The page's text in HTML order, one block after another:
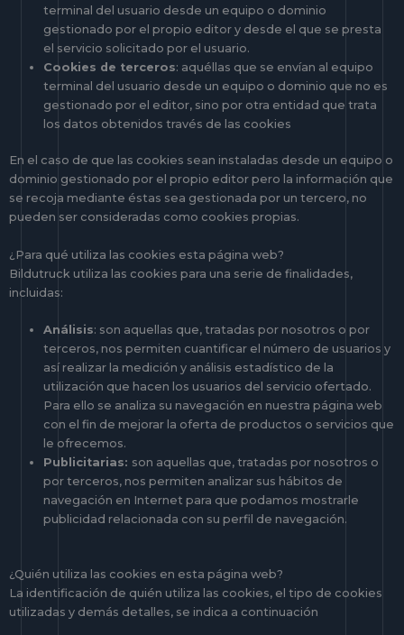
terminal del usuario desde un equipo o dominio
gestionado por el propio editor y desde el que se presta
el servicio solicitado por el usuario.
Cookies de terceros: aquéllas que se envían al equipo
terminal del usuario desde un equipo o dominio que no es
gestionado por el editor, sino por otra entidad que trata
los datos obtenidos través de las cookies
En el caso de que las cookies sean instaladas desde un equipo o
dominio gestionado por el propio editor pero la información que
se recoja mediante éstas sea gestionada por un tercero, no
pueden ser consideradas como cookies propias.
¿Para qué utiliza las cookies esta página web?
Bildutruck utiliza las cookies para una serie de finalidades,
incluidas:
Análisis: son aquellas que, tratadas por nosotros o por
terceros, nos permiten cuantificar el número de usuarios y
así realizar la medición y análisis estadístico de la
utilización que hacen los usuarios del servicio ofertado.
Para ello se analiza su navegación en nuestra página web
con el fin de mejorar la oferta de productos o servicios que
le ofrecemos.
Publicitarias: son aquellas que, tratadas por nosotros o
por terceros, nos permiten analizar sus hábitos de
navegación en Internet para que podamos mostrarle
publicidad relacionada con su perfil de navegación.
¿Quién utiliza las cookies en esta página web?
La identificación de quién utiliza las cookies, el tipo de cookies
utilizadas y demás detalles, se indica a continuación